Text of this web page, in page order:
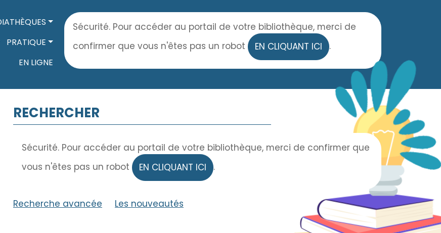
PRATIQUE
EN LIGNE
Sécurité. Pour accéder au portail de votre bibliothèque, merci de
confirmer que vous n'êtes pas un robot
EN CLIQUANT ICI .
RECHERCHER
Sécurité. Pour accéder au portail de votre bibliothèque, merci de confirmer que
vous n'êtes pas un robot
EN CLIQUANT ICI .
Recherche avancée Les nouveautés